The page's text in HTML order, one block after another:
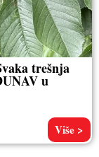
trešnja
u
Više >